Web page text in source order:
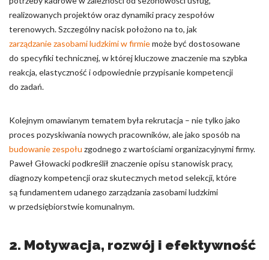
realizowanych projektów oraz dynamiki pracy zespołów
terenowych. Szczególny nacisk położono na to, jak
zarządzanie zasobami ludzkimi w firmiemoże być dostosowane
do specyfiki technicznej, w której kluczowe znaczenie ma szybka
reakcja, elastyczność i odpowiednie przypisanie kompetencji
do zadań.
Kolejnym omawianym tematem była rekrutacja – nie tylko jako
proces pozyskiwania nowych pracowników, ale jako sposób na
budowanie zespołu zgodnego z wartościami organizacyjnymi firmy.
Paweł Głowacki podkreślił znaczenie opisu stanowisk pracy,
diagnozy kompetencji oraz skutecznych metod selekcji, które
są fundamentem udanego zarządzania zasobami ludzkimi
w przedsiębiorstwie komunalnym.
2. Motywacja, rozwój i efektywność